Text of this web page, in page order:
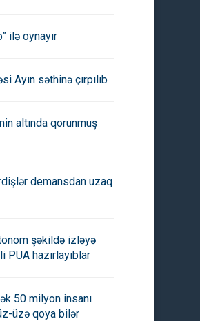
ilə oynayır
Ayın səthinə çırpılıb
altında qorunmuş
demansdan uzaq
şəkildə izləyə
hazırlayıblar
50 milyon insanı
üzə qoya bilər